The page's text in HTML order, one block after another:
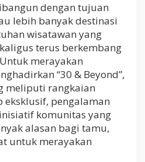
dengan tujuan
lebih banyak destinasi
wisatawan yang
terus berkembang
merayakan
“30 & Beyond”,
meliputi rangkaian
eksklusif, pengalaman
komunitas yang
alasan bagi tamu,
untuk merayakan